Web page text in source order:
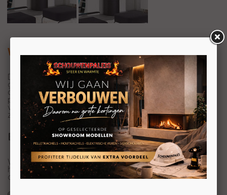
Wanders Balsa 100
Deze Wanders Balsa is de nieuwste gesloten
gashaard van Wanders. Samen met zijn lagere broer
de Wanders Balsa 75 geven deze gaskachels een
prachtig vuurbeeld. Deze strak
vormgegeven gashaarden bieden, door de grote
zijruiten, een perfect zicht op het vuur uit alle hoeken.
Experience Center
Wilt u de Wanders Balsa zien branden? Dat kan, wij
hebben de Wanders Balsa brandend opgesteld staan in
ons grote Experience Center.